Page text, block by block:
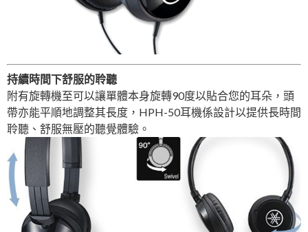
持續時間下舒服的聆聽
附有旋轉機至可以讓單體本身旋轉90度以貼合您的耳朵，頭
帶亦能平順地調整其長度，HPH-50耳機係設計以提供長時間
聆聽、舒服無壓的聽覺體驗。